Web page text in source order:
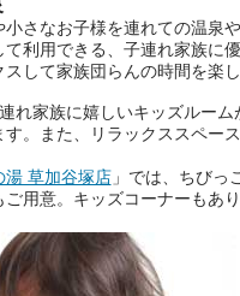
さなお子様を連れての温泉
利用できる、子連れ家族に
して家族団らんの時間を楽
れ家族に嬉しいキッズルー
。また、リラックススペー
湯 草加谷塚店」では、ちびっ
用意。キッズコーナーもあ